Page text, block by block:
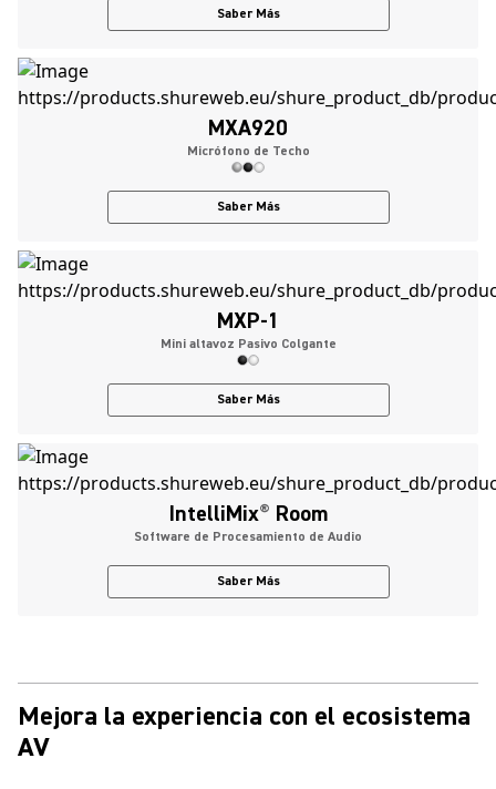
Saber Más
MXA920
Micrófono de Techo
Saber Más
MXP-1
Mini altavoz Pasivo Colgante
Saber Más
IntelliMix® Room
Software de Procesamiento de Audio
Saber Más
Mejora la experiencia con el ecosistema
AV